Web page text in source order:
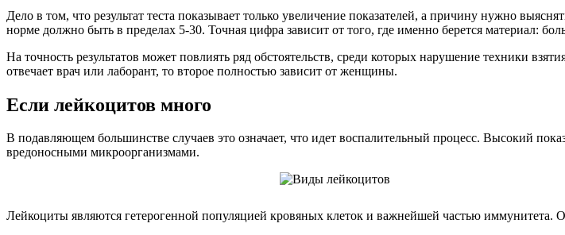
Дело в том, что результат теста показывает только увеличение показателей, а причину нужно
норме должно быть в пределах 5-30. Точная цифра зависит от того, где именно берется материал:
На точность результатов может повлиять ряд обстоятельств, среди которых нарушение техники
отвечает врач или лаборант, то второе полностью зависит от женщины.
Если лейкоцитов много
В подавляющем большинстве случаев это означает, что идет воспалительный процесс. Высокий
вредоносными микроорганизмами.
Лейкоциты являются гетерогенной популяцией кровяных клеток и важнейшей частью иммунитета.